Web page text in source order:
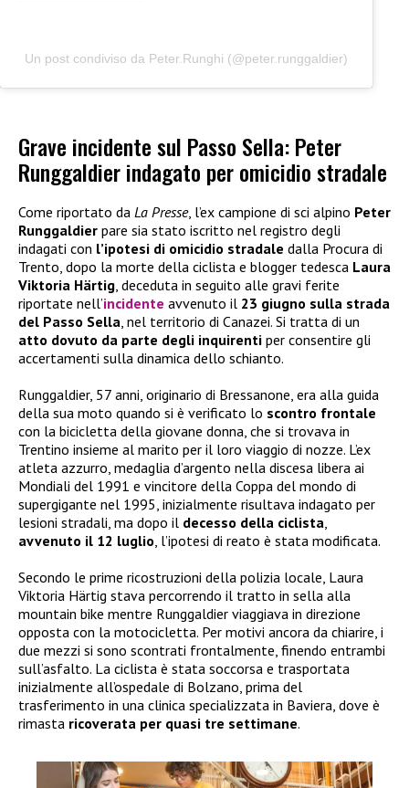
Un post condiviso da Peter.Runghi (@peter.runggaldier)
Grave incidente sul Passo Sella: Peter
Runggaldier indagato per omicidio stradale
Come riportato da La Presse, l’ex campione di sci alpino Peter
Runggaldier pare sia stato iscritto nel registro degli
indagati con l’ipotesi di omicidio stradale dalla Procura di
Trento, dopo la morte della ciclista e blogger tedesca Laura
Viktoria Härtig, deceduta in seguito alle gravi ferite
riportate nell’incidente avvenuto il 23 giugno sulla strada
del Passo Sella, nel territorio di Canazei. Si tratta di un
atto dovuto da parte degli inquirenti per consentire gli
accertamenti sulla dinamica dello schianto.
Runggaldier, 57 anni, originario di Bressanone, era alla guida
della sua moto quando si è verificato lo scontro frontale
con la bicicletta della giovane donna, che si trovava in
Trentino insieme al marito per il loro viaggio di nozze. L’ex
atleta azzurro, medaglia d’argento nella discesa libera ai
Mondiali del 1991 e vincitore della Coppa del mondo di
supergigante nel 1995, inizialmente risultava indagato per
lesioni stradali, ma dopo il decesso della ciclista,
avvenuto il 12 luglio, l’ipotesi di reato è stata modificata.
Secondo le prime ricostruzioni della polizia locale, Laura
Viktoria Härtig stava percorrendo il tratto in sella alla
mountain bike mentre Runggaldier viaggiava in direzione
opposta con la motocicletta. Per motivi ancora da chiarire, i
due mezzi si sono scontrati frontalmente, finendo entrambi
sull’asfalto. La ciclista è stata soccorsa e trasportata
inizialmente all’ospedale di Bolzano, prima del
trasferimento in una clinica specializzata in Baviera, dove è
rimasta ricoverata per quasi tre settimane.